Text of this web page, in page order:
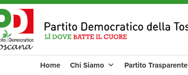
Home Chi Siamo Partito Trasparente